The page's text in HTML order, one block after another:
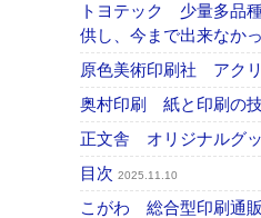
トヨテック 少量多品
供し、今まで出来なか
原色美術印刷社 アク
奥村印刷 紙と印刷の
正文舎 オリジナルグ
目次 2025.11.10
こがわ 総合型印刷通